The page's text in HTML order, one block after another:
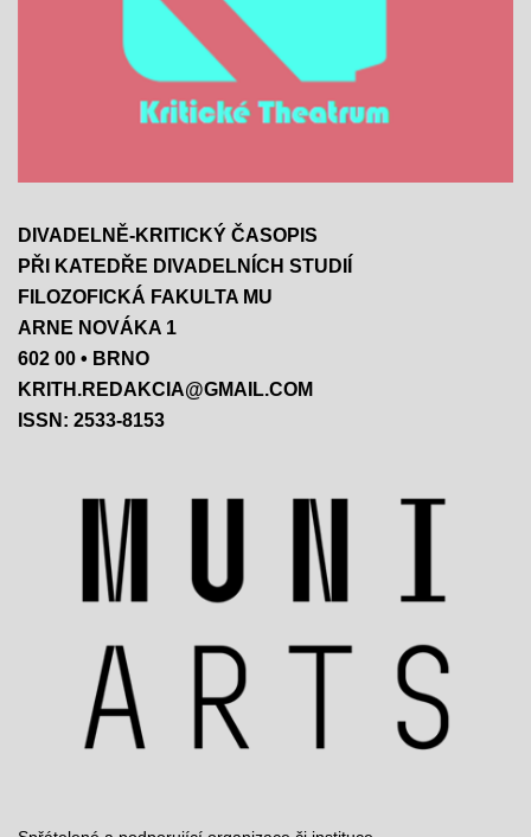
DIVADELNĚ-KRITICKÝ ČASOPIS
PŘI KATEDŘE DIVADELNÍCH STUDIÍ
FILOZOFICKÁ FAKULTA MU
ARNE NOVÁKA 1
602 00 • BRNO
KRITH.REDAKCIA@GMAIL.COM
ISSN: 2533-8153